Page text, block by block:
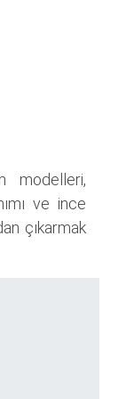
modelleri,
ve ince
çıkarmak